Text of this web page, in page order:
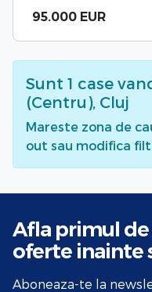
95.000 EUR
Sunt 1 case
(Centru), Cluj
Mareste zona de
out sau modifica
Afla primul
oferte inainte
Aboneaza-te la